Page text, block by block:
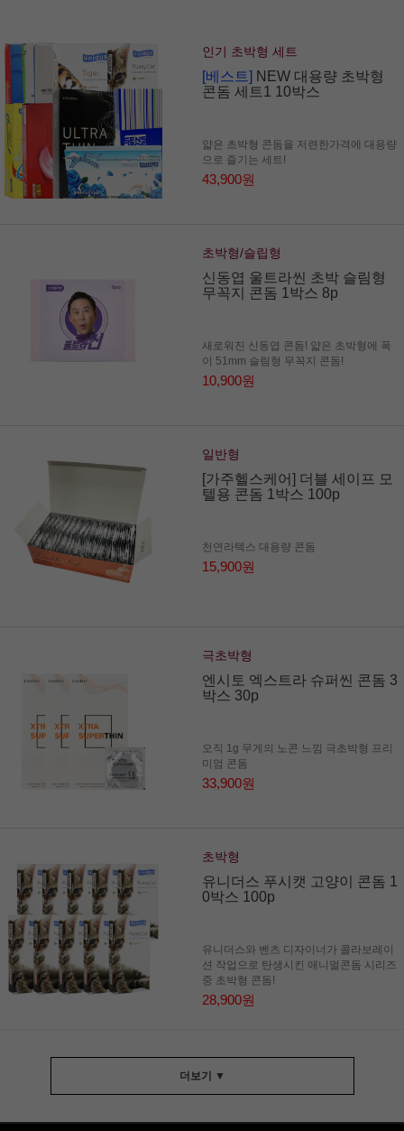
인기 초박형 세트
[베스트] NEW 대용량 초박형
콘돔 세트1 10박스
얇은 초박형 콘돔을 저련한가격에 대용량
으로 즐기는 세트!
43,900원
초박형/슬립형
신동엽 울트라씬 초박 슬림형
무꼭지 콘돔 1박스 8p
새로워진 신동엽 콘돔! 얇은 초박형에 폭
이 51mm 슬림형 무꼭지 콘돔!
10,900원
일반형
[가주헬스케어] 더블 세이프 모
텔용 콘돔 1박스 100p
천연라텍스 대용량 콘돔
15,900원
극초박형
엔시토 엑스트라 슈퍼씬 콘돔 3
박스 30p
오직 1g 무게의 노콘 느낌 극초박형 프리
미엄 콘돔
33,900원
초박형
유니더스 푸시캣 고양이 콘돔 1
0박스 100p
유니더스와 벤츠 디자이너가 콜라보레이
션 작업으로 탄생시킨 애니멀콘돔 시리즈
중 초박형 콘돔!
28,900원
더보기 ▼